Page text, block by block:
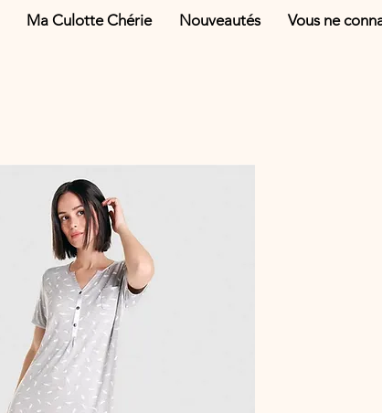
Ma Culotte Chérie Nouveautés Vous ne